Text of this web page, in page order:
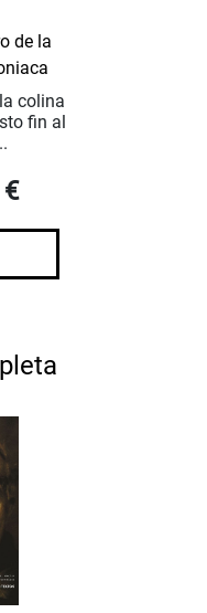
colina
fin al